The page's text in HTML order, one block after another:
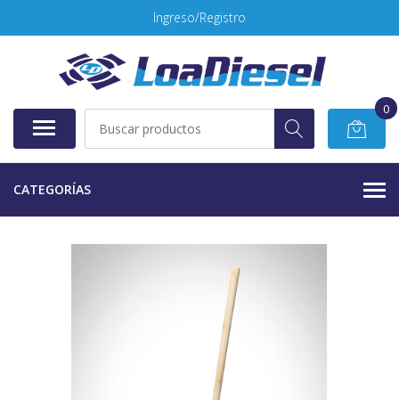
Ingreso/Registro
0
CATEGORÍAS